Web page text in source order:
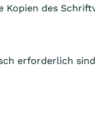
Kopien des
erforderlich